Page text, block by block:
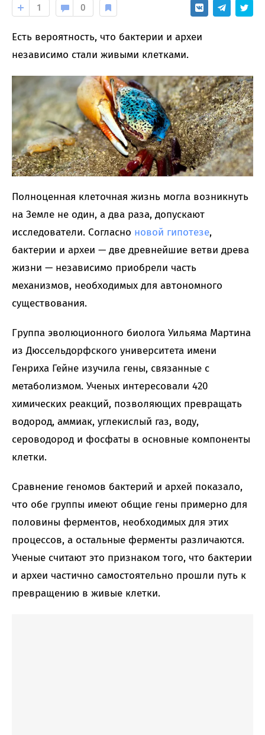
1 0
Есть вероятность, что бактерии и археи
независимо стали живыми клетками.
Полноценная клеточная жизнь могла возникнуть
на Земле не один, а два раза, допускают
исследователи. Согласно новой гипотезе,
бактерии и археи — две древнейшие ветви древа
жизни — независимо приобрели часть
механизмов, необходимых для автономного
существования.
Группа эволюционного биолога Уильяма Мартина
из Дюссельдорфского университета имени
Генриха Гейне изучила гены, связанные с
метаболизмом. Ученых интересовали 420
химических реакций, позволяющих превращать
водород, аммиак, углекислый газ, воду,
сероводород и фосфаты в основные компоненты
клетки.
Сравнение геномов бактерий и архей показало,
что обе группы имеют общие гены примерно для
половины ферментов, необходимых для этих
процессов, а остальные ферменты различаются.
Ученые считают это признаком того, что бактерии
и археи частично самостоятельно прошли путь к
превращению в живые клетки.